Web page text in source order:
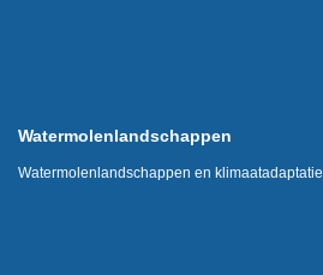
Watermolenlandschappen
Watermolenlandschappen en klimaatadaptatie